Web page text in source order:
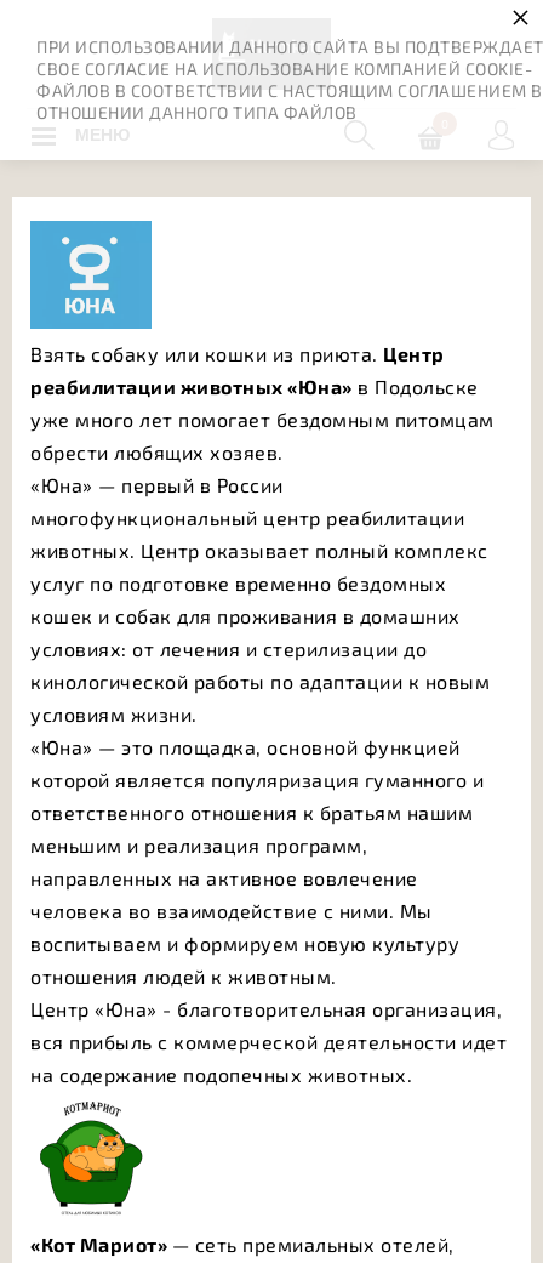
МЕНЮ
Взять собаку или кошки из приюта. Центр
реабилитации животных «Юна» в Подольске
уже много лет помогает бездомным питомцам
обрести любящих хозяев.
«Юна» — первый в России
многофункциональный центр реабилитации
животных. Центр оказывает полный комплекс
услуг по подготовке временно бездомных
кошек и собак для проживания в домашних
условиях: от лечения и стерилизации до
кинологической работы по адаптации к новым
условиям жизни.
«Юна» — это площадка, основной функцией
которой является популяризация гуманного и
ответственного отношения к братьям нашим
меньшим и реализация программ,
направленных на активное вовлечение
человека во взаимодействие с ними. Мы
воспитываем и формируем новую культуру
отношения людей к животным.
Центр «Юна» - благотворительная организация,
вся прибыль с коммерческой деятельности идет
на содержание подопечных животных.
«Кот Мариот» — сеть премиальных отелей,
ПРИ ИСПОЛЬЗОВАНИИ ДАННОГО САЙТА ВЫ
СВОЕ СОГЛАСИЕ НА ИСПОЛЬЗОВАНИЕ КОМПАНИЕЙ COOKIE-
ФАЙЛОВ В СООТВЕТСТВИИ С НАСТОЯЩИМ СОГЛАШЕНИЕМ В
ОТНОШЕНИИ ДАННОГО ТИПА ФАЙЛОВ
×